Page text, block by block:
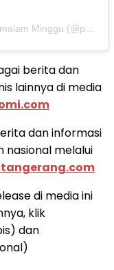
berita dan
lainnya di media
dan informasi
nasional melalui
di media ini
klik
dan